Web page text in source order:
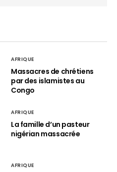
AFRIQUE
Massacres de chrétiens
par des islamistes au
Congo
AFRIQUE
La famille d’un pasteur
nigérian massacrée
AFRIQUE